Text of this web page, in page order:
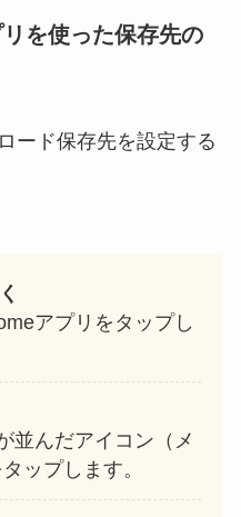
を使った保存先の
ード保存先を設定する
アプリをタップし
並んだアイコン（メ
ップします。